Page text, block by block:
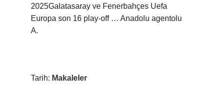
2025Galatasaray ve Fenerbahçes Uefa
Europa son 16 play-off … Anadolu agentolu
A.
Tarih: Makaleler